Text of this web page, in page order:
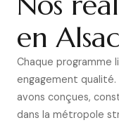
en
Chaque programme
engagement qualité.
avons conçues,
dans la métropole